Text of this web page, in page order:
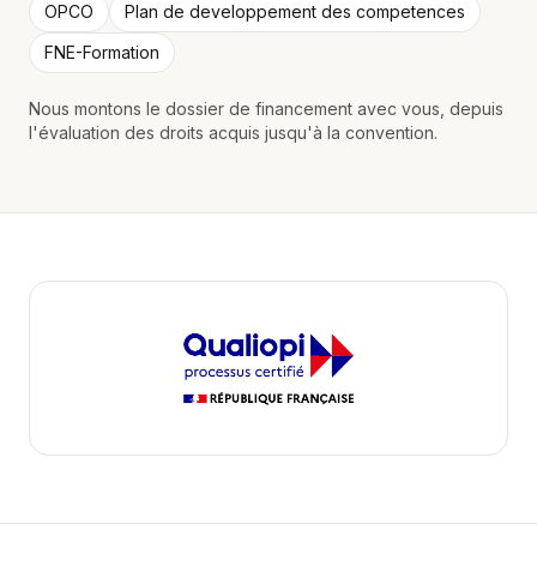
OPCO
Plan de developpement des competences
FNE-Formation
Nous montons le dossier de financement avec vous, depuis
l'évaluation des droits acquis jusqu'à la convention.